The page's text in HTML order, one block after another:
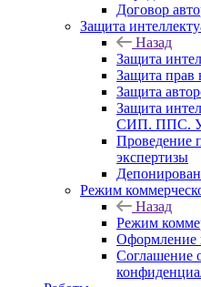
Договор
Защита
Назад
Защита
Защита прав
Защита
Защита
СИП. ППС.
Проведение
экспертизы
Режим
Назад
Режим
Оформление
Соглашение